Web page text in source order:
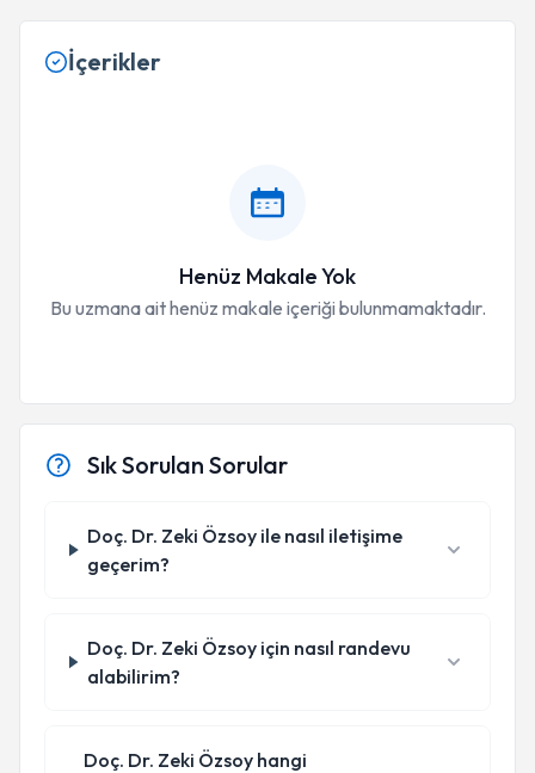
İçerikler
Henüz Makale Yok
Bu uzmana ait henüz makale içeriği bulunmamaktadır.
Sık Sorulan Sorular
Doç. Dr. Zeki Özsoy ile nasıl iletişime
geçerim?
Doç. Dr. Zeki Özsoy için nasıl randevu
alabilirim?
Doç. Dr. Zeki Özsoy hangi